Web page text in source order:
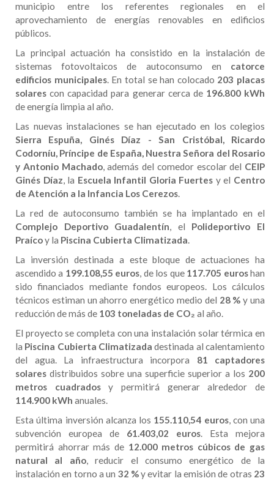
municipio entre los referentes regionales en el
aprovechamiento de energías renovables en edificios
públicos.
La principal actuación ha consistido en la instalación de
sistemas fotovoltaicos de autoconsumo en catorce
edificios municipales. En total se han colocado 203 placas
solares con capacidad para generar cerca de 196.800 kWh
de energía limpia al año.
Las nuevas instalaciones se han ejecutado en los colegios
Sierra Espuña, Ginés Díaz - San Cristóbal, Ricardo
Codorníu, Príncipe de España, Nuestra Señora del Rosario
y Antonio Machado, además del comedor escolar del CEIP
Ginés Díaz, la Escuela Infantil Gloria Fuertes y el Centro
de Atención a la Infancia Los Cerezos.
La red de autoconsumo también se ha implantado en el
Complejo Deportivo Guadalentín, el Polideportivo El
Praícoy la Piscina Cubierta Climatizada.
La inversión destinada a este bloque de actuaciones ha
ascendido a 199.108,55 euros, de los que 117.705 euroshan
sido financiados mediante fondos europeos. Los cálculos
técnicos estiman un ahorro energético medio del 28 % y una
reducción de más de 103 toneladas de CO₂ al año.
El proyecto se completa con una instalación solar térmica en
la Piscina Cubierta Climatizada destinada al calentamiento
del agua. La infraestructura incorpora 81 captadores
solares distribuidos sobre una superficie superior a los 200
metros cuadradosy permitirá generar alrededor de
114.900 kWh anuales.
Esta última inversión alcanza los 155.110,54 euros, con una
subvención europea de 61.403,02 euros. Esta mejora
permitirá ahorrar más de 12.000 metros cúbicos de gas
natural al año, reducir el consumo energético de la
instalación en torno a un 32 %y evitar la emisión de otras 23